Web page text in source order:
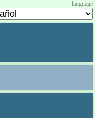
language